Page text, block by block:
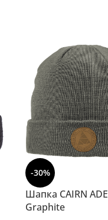
-30%
Шапка CAIRN
Graphite